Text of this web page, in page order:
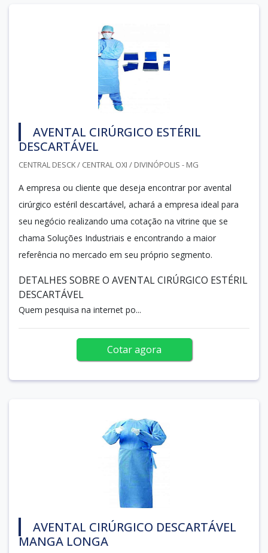
AVENTAL CIRÚRGICO ESTÉRIL
DESCARTÁVEL
CENTRAL DESCK / CENTRAL OXI / DIVINÓPOLIS - MG
A empresa ou cliente que deseja encontrar por avental
cirúrgico estéril descartável, achará a empresa ideal para
seu negócio realizando uma cotação na vitrine que se
chama Soluções Industriais e encontrando a maior
referência no mercado em seu próprio segmento.
DETALHES SOBRE O AVENTAL CIRÚRGICO ESTÉRIL
DESCARTÁVEL
Quem pesquisa na internet po...
Cotar agora
AVENTAL CIRÚRGICO DESCARTÁVEL
MANGA LONGA